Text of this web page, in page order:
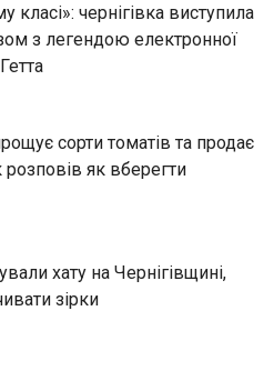
класі»: чернігівка виступила
з легендою електронної
сорти томатів та продає
розповів як вберегти
хату на Чернігівщині,
зірки